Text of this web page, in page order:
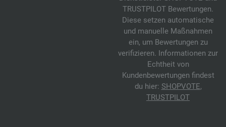
TRUSTPILOT Bewertungen.
Diese setzen automatische
und manuelle Maßnahmen
ein, um Bewertungen zu
verifizieren. Informationen zur
Echtheit von
Kundenbewertungen findest
du hier: SHOPVOTE,
TRUSTPILOT